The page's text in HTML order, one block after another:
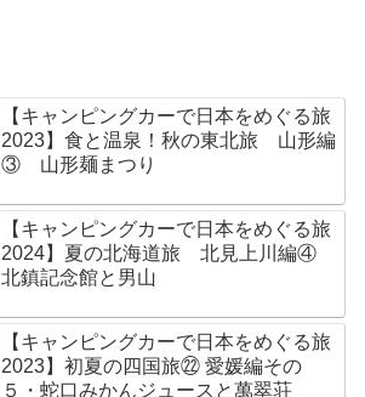
【キャンピングカーで日本をめぐる旅
2023】食と温泉！秋の東北旅 山形編
③ 山形麺まつり
【キャンピングカーで日本をめぐる旅
2024】夏の北海道旅 北見上川編④
北鎮記念館と男山
【キャンピングカーで日本をめぐる旅
2023】初夏の四国旅㉒ 愛媛編その
５・蛇口みかんジュースと萬翠荘